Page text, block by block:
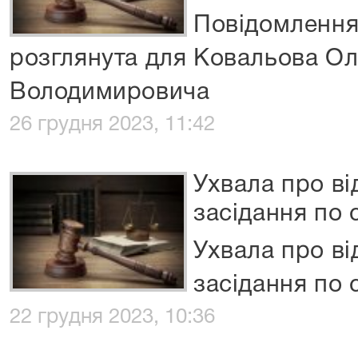
розглянута для Ковальова
Володимировича
26 грудня 2023, 11:42
Ухвала про
засідання
Ухвала про
засідання
22 грудня 2023, 10:36